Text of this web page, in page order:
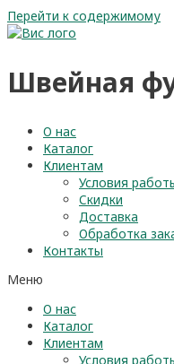
Перейти к содержимому
Швейная
О нас
Каталог
Клиентам
Условия
Скидки
Доставка
Обработка
Контакты
Меню
О нас
Каталог
Клиентам
Условия